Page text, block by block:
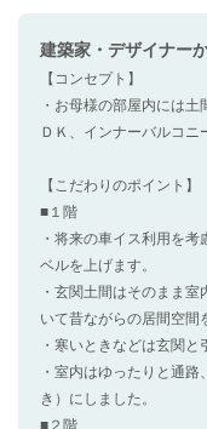
建築家・デザイナー
【コンセプト】
・お母様の部屋内には
ＤＫ、インナーバルコニ
【こだわりのポイント】
■１階
・将来の車イス利用を
ベルを上げます。
・玄関土間はそのまま
いて昔ながらの居間空間
・寒いときなどは玄関と
・室内はゆったりと通
き）にしました。
■２階